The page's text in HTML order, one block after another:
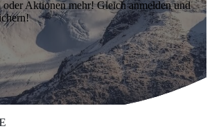
Aktionen mehr! Gleich anmelden und